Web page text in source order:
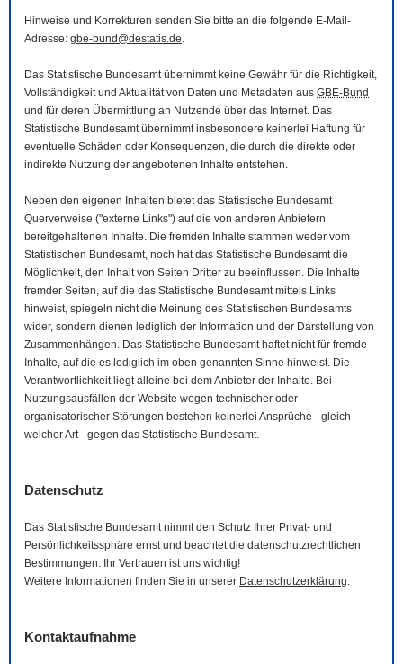
Hinweise und Korrekturen senden Sie bitte an die folgende E-Mail -
Adresse: gbe-bund@destatis.de.
Das Statistische Bundesamt übernimmt keine Gewähr für die Richtigkeit,
Vollständigkeit und Aktualität von Daten und Metadaten aus GBE-Bund
und für deren Übermittlung an Nutzende über das Internet. Das
Statistische Bundesamt übernimmt insbesondere keinerlei Haftung für
eventuelle Schäden oder Konsequenzen, die durch die direkte oder
indirekte Nutzung der angebotenen Inhalte entstehen.
Neben den eigenen Inhalten bietet das Statistische Bundesamt
Querverweise ("externe Links") auf die von anderen Anbietern
bereitgehaltenen Inhalte. Die fremden Inhalte stammen weder vom
Statistischen Bundesamt, noch hat das Statistische Bundesamt die
Möglichkeit, den Inhalt von Seiten Dritter zu beeinflussen. Die Inhalte
fremder Seiten, auf die das Statistische Bundesamt mittels Links
hinweist, spiegeln nicht die Meinung des Statistischen Bundesamts
wider, sondern dienen lediglich der Information und der Darstellung von
Zusammenhängen. Das Statistische Bundesamt haftet nicht für fremde
Inhalte, auf die es lediglich im oben genannten Sinne hinweist. Die
Verantwortlichkeit liegt alleine bei dem Anbieter der Inhalte. Bei
Nutzungsausfällen der Website wegen technischer oder
organisatorischer Störungen bestehen keinerlei Ansprüche - gleich
welcher Art - gegen das Statistische Bundesamt.
Datenschutz
Das Statistische Bundesamt nimmt den Schutz Ihrer Privat- und
Persönlichkeitssphäre ernst und beachtet die datenschutzrechtlichen
Bestimmungen. Ihr Vertrauen ist uns wichtig!
Weitere Informationen finden Sie in unserer Datenschutzerklärung.
Kontaktaufnahme